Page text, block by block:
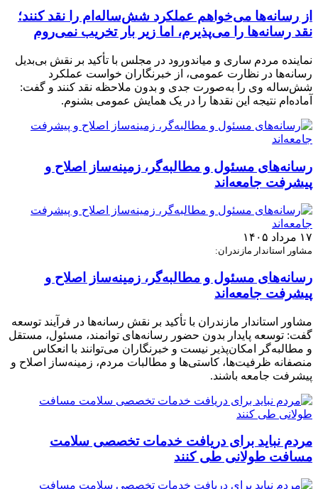
از رسانه‌ها می‌خواهم عملکرد شش‌ساله‌ام را نقد کنند؛
نقد رسانه‌ها را می‌پذیرم، اما زیر بار تخریب نمی‌روم
نماینده مردم ساری و میاندورود در مجلس با تأکید بر نقش بی‌بدیل
رسانه‌ها در نظارت عمومی، از خبرنگاران خواست عملکرد
شش‌ساله وی را به‌صورت جدی و بدون ملاحظه نقد کنند و گفت:
آماده‌ام نتیجه این نقدها را در یک همایش عمومی بشنوم.
رسانه‌های مسئول و مطالبه‌گر، زمینه‌ساز اصلاح و
پیشرفت جامعه‌اند
۱۷ مرداد ۱۴۰۵
مشاور استاندار مازندران:
رسانه‌های مسئول و مطالبه‌گر، زمینه‌ساز اصلاح و
پیشرفت جامعه‌اند
مشاور استاندار مازندران با تأکید بر نقش رسانه‌ها در فرآیند توسعه
گفت: توسعه پایدار بدون حضور رسانه‌های توانمند، مسئول، مستقل
و مطالبه‌گر امکان‌پذیر نیست و خبرنگاران می‌توانند با انعکاس
منصفانه ظرفیت‌ها، کاستی‌ها و مطالبات مردم، زمینه‌ساز اصلاح و
پیشرفت جامعه باشند.
مردم نباید برای دریافت خدمات تخصصی سلامت
مسافت طولانی طی کنند